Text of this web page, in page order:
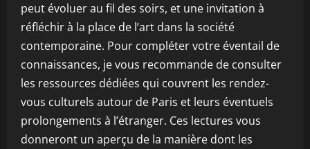
peut évoluer au fil des soirs, et une invitation à
réfléchir à la place de l’art dans la société
contemporaine. Pour compléter votre éventail de
connaissances, je vous recommande de consulter
les ressources dédiées qui couvrent les rendez-
vous culturels autour de Paris et leurs éventuels
prolongements à l’étranger. Ces lectures vous
donneront un aperçu de la manière dont les